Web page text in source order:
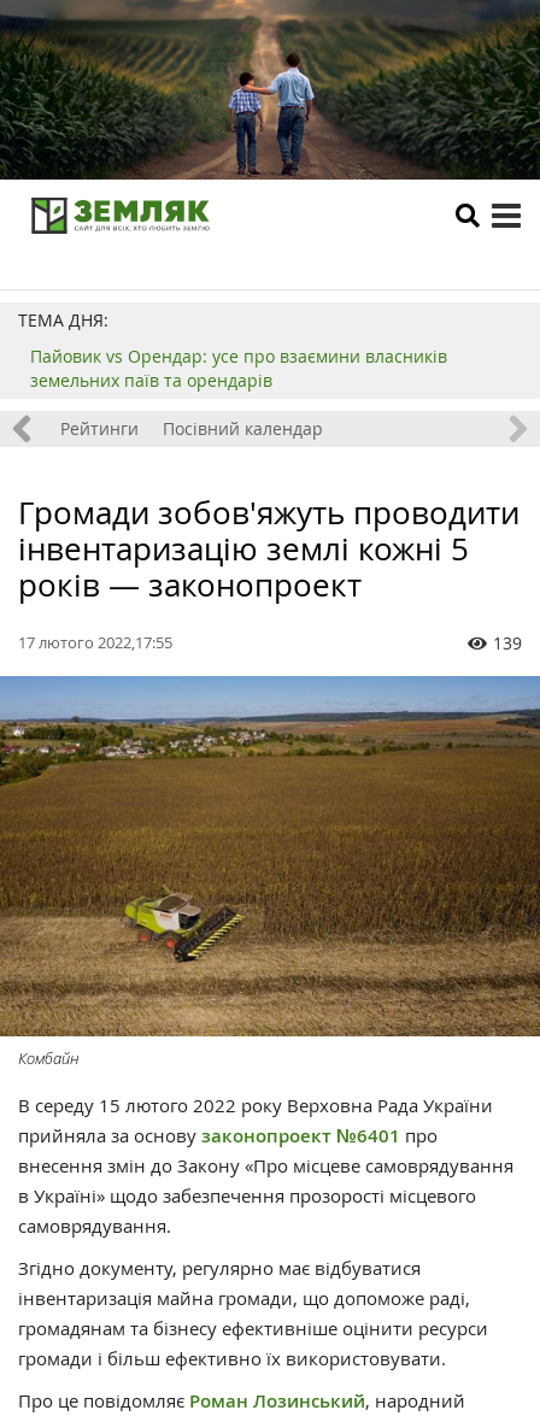
ТЕМА ДНЯ:
Пайовик vs Орендар: усе про взаємини власників
земельних паїв та орендарів
Рейтинги Посівний календар
Громади зобов'яжуть проводити
інвентаризацію землі кожні 5
років — законопроект
17 лютого 2022,17:55 139
Комбайн
В середу 15 лютого 2022 року Верховна Рада України
прийняла за основу законопроект №6401 про
внесення змін до Закону «Про місцеве самоврядування
в Україні» щодо забезпечення прозорості місцевого
самоврядування.
Згідно документу, регулярно має відбуватися
інвентаризація майна громади, що допоможе раді,
громадянам та бізнесу ефективніше оцінити ресурси
громади і більш ефективно їх використовувати.
Про це повідомляє Роман Лозинський, народний